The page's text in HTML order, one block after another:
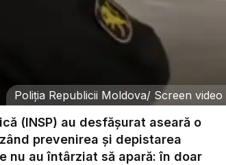
Poliția Republicii Moldova/ Screen video
(INSP) au desfășurat aseară o
prevenirea și depistarea
nu au întârziat să apară: în doar